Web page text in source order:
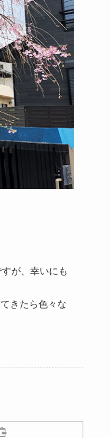
が、幸いにも
きたら色々な